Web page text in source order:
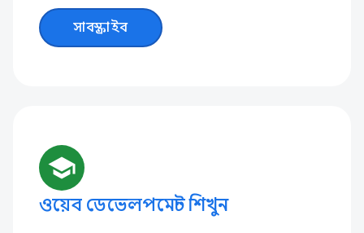
সাবস্ক্রাইব
school
ওয়েব ডেভেলপমেন্ট শিখুন